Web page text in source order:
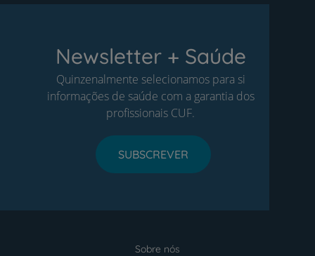
Newsletter + Saúde
Quinzenalmente selecionamos para si
informações de saúde com a garantia dos
profissionais CUF.
SUBSCREVER
Sobre nós